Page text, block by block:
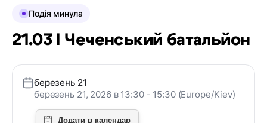
Подія минула
21.03 I Чеченський батальйон
березень 21
березень 21, 2026 в 13:30 - 15:30 (Europe/Kiev)